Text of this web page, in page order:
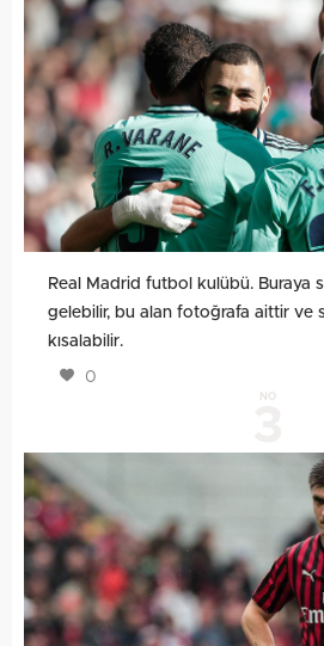
Real Madrid futbol kulübü. Buraya
gelebilir, bu alan fotoğrafa aittir ve
kısalabilir.
0
NO